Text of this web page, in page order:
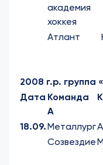
академия
хоккея
Атлант
2008 г.р. группа
Дата Команда
А
18.09.Металлург
Созвездие